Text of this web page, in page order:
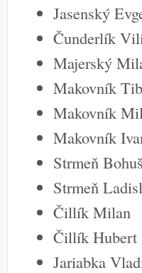
Jasenský
Čunderlík
Majerský
Makovník
Makovník
Makovník
Strmeň
Strmeň
Čillík Milan
Čillík Hubert
Jariabka